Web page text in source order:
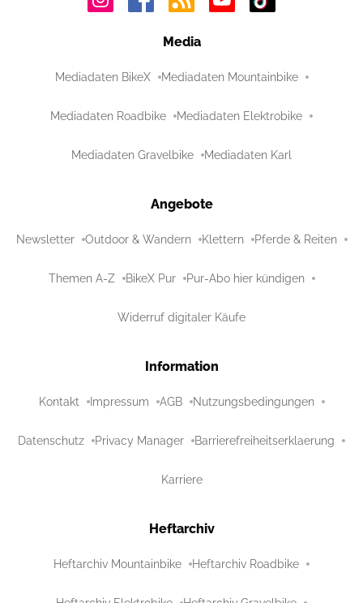
Media
Mediadaten BikeX Mediadaten Mountainbike
Mediadaten Roadbike Mediadaten Elektrobike
Mediadaten Gravelbike Mediadaten Karl
Angebote
Newsletter Outdoor & Wandern Klettern Pferde & Reiten
Themen A-Z BikeX Pur Pur-Abo hier kündigen
Widerruf digitaler Käufe
Information
Kontakt Impressum AGB Nutzungsbedingungen
Datenschutz Privacy Manager Barrierefreiheitserklaerung
Karriere
Heftarchiv
Heftarchiv Mountainbike Heftarchiv Roadbike